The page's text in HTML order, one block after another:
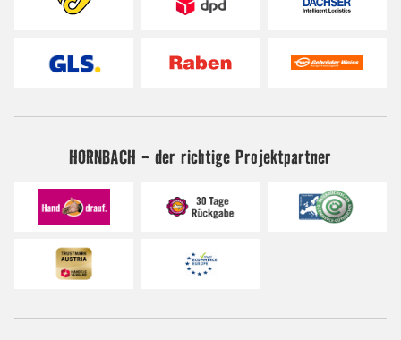
HORNBACH - der richtige Projektpartner